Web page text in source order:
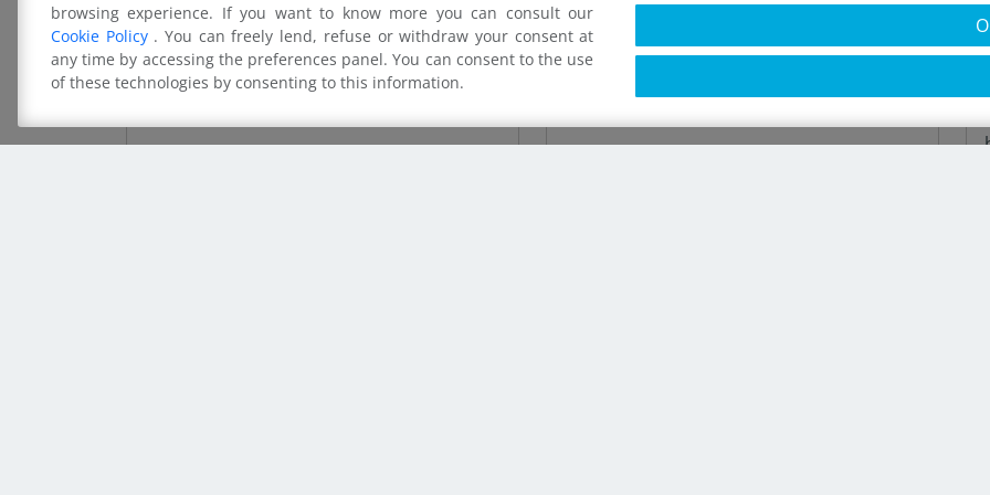
browsing experience. If you want to know more you can consult our
Cookie Policy . You can freely lend, refuse or withdraw your consent at
any time by accessing the preferences panel. You can consent to the use
of these technologies by consenting to this information.